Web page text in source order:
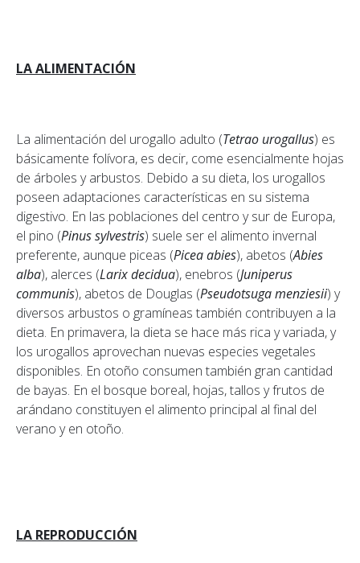
LA ALIMENTACIÓN
La alimentación del urogallo adulto (Tetrao urogallus) es
básicamente folívora, es decir, come esencialmente hojas
de árboles y arbustos. Debido a su dieta, los urogallos
poseen adaptaciones características en su sistema
digestivo. En las poblaciones del centro y sur de Europa,
el pino (Pinus sylvestris) suele ser el alimento invernal
preferente, aunque piceas (Picea abies), abetos (Abies
alba), alerces (Larix decidua), enebros (Juniperus
communis), abetos de Douglas (Pseudotsuga menziesii) y
diversos arbustos o gramíneas también contribuyen a la
dieta. En primavera, la dieta se hace más rica y variada, y
los urogallos aprovechan nuevas especies vegetales
disponibles. En otoño consumen también gran cantidad
de bayas. En el bosque boreal, hojas, tallos y frutos de
arándano constituyen el alimento principal al final del
verano y en otoño.
LA REPRODUCCIÓN